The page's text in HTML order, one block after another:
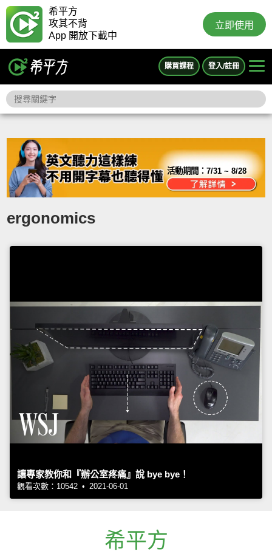
希平方
攻其不背
App 開放下載中
立即使用
購買課程 登入/註冊
活動期間：7/31 ~ 8/28
ergonomics
讓專家教你和『辦公室疼痛』說 bye bye！
觀看次數：10542 • 2021-06-01
希平方